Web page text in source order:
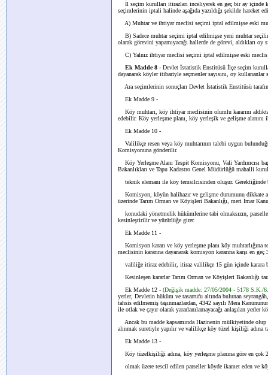
İl seçim kurulları itirazları inceliyerek en geç bir ay içinde
seçimlerinin iptali halinde aşağıda yazıldığı şekilde hareket
A) Muhtar ve ihtiyar meclisi seçimi iptal edilmişse eski
B) Sadece muhtar seçimi iptal edilmişse yeni muhtar
olarak görevini yapamıyacağı hallerde de görevi, aldıkları oy
C) Yalnız ihtiyar meclisi seçimi iptal edilmişse eski meclis
Ek Madde 8 - Devlet İstatistik Enstitüsü İlçe seçim
dayanarak köyler itibariyle seçmenler sayısını, oy kullananlar
Ara seçimlerinin sonuçları Devlet İstatistik Enstitüsü
Ek Madde 9 -
Köy muhtarı, köy ihtiyar meclisinin olumlu kararını
edebilir. Köy yerleşme planı, köy yerleşik ve gelişme alanını
Ek Madde 10 -
Valilikçe resen veya köy muhtarının talebi uygun
Komisyonuna gönderilir.
Köy Yerleşme Alanı Tespit Komisyonu, Vali Yardımcısı
Bakanlıkları ve Tapu Kadastro Genel Müdürlüğü mahalli
teknik elemanı ile köy temsilcisinden oluşur.
Komisyon, köyün halihazır ve gelişme durumunu dikkate
üzerinde Tarım Orman ve Köyişleri Bakanlığı, meri İmar
konudaki yönetmelik hükümlerine tabi olmaksızın,
kesinleştirilir ve yürürlüğe girer.
Ek Madde 11 -
Komisyon kararı ve köy yerleşme planı köy
meclisinin kararına dayanarak komisyon kararına karşı en geç
valiliğe itiraz edebilir, itiraz valilikçe 15 gün içinde karara
Kesinleşen kararlar Tarım Orman ve Köyişleri Bakanlığı
Ek Madde 12 - (Değişik madde: 27/05/2004 - 5178 S.K./
yerler, Devletin hüküm ve tasarrufu altında bulunan
tahsis edilmemiş taşınmazlardan, 4342 sayılı Mera
ile otlak ve çayır olarak yararlanılamayacağı anlaşılan yerler
Ancak bu madde kapsamında Hazinenin mülkiyetinde olup
alınmak suretiyle yapılır ve valilikçe köy tüzel kişiliği adına
Ek Madde 13 -
Köy tüzelkişiliği adına, köy yerleşme planına göre en çok
olmak üzere tescil edilen parseller köyde ikamet eden ve